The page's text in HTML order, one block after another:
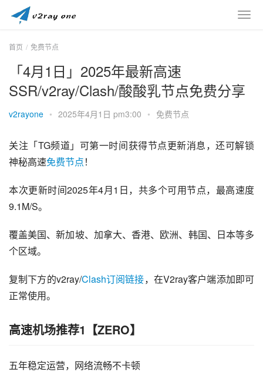
首页 免费节点
「4月1日」2025年最新高速
SSR/v2ray/Clash/酸酸乳节点免费分享
v2rayone • 2025年4月1日 pm3:00 • 免费节点
关注「TG频道」可第一时间获得节点更新消息，还可解锁
神秘高速免费节点！
本次更新时间2025年4月1日，共多个可用节点，最高速度
9.1M/S。
覆盖美国、新加坡、加拿大、香港、欧洲、韩国、日本等多
个区域。
复制下方的v2ray/Clash订阅链接，在V2ray客户端添加即可
正常使用。
高速机场推荐1【ZERO】
五年稳定运营，网络流畅不卡顿